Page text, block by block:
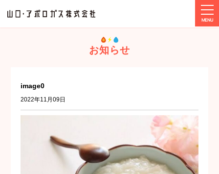
image0
お知らせ
image0
2022年11月09日